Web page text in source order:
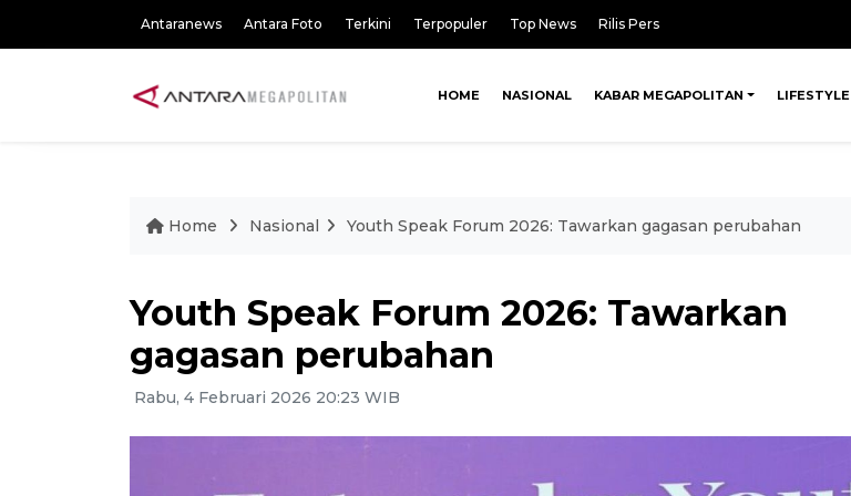
Antaranews Antara Foto Terkini Terpopuler Top News Rilis Pers
HOME NASIONAL KABAR MEGAPOLITAN LIFESTYLE
Home Nasional Youth Speak Forum 2026: Tawarkan gagasan perubahan
Youth Speak Forum 2026: Tawarkan
gagasan perubahan
Rabu, 4 Februari 2026 20:23 WIB